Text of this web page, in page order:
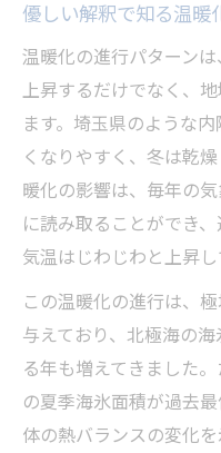
優しい解釈で知る温暖
温暖化の進行パターン
上昇するだけでなく、
ます。埼玉県のような
くなりやすく、冬は乾
暖化の影響は、毎年の
に読み取ることができ
気温はじわじわと上昇し
この温暖化の進行は、
与えており、北極海の
る年も増えてきました
の夏季海氷面積が過去
体の熱バランスの変化